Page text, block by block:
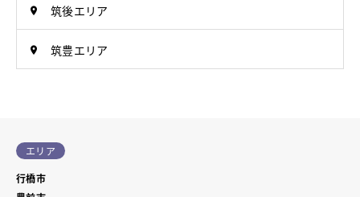
筑後エリア
筑豊エリア
エリア
行橋市